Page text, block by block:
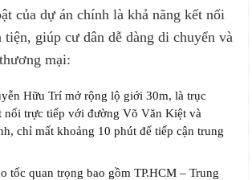
của dự án chính là khả năng kết nối
tiện, giúp cư dân dễ dàng di chuyển và
mại:
Hữu Trí mở rộng lộ giới 30m, là trục
nối trực tiếp với đường Võ Văn Kiệt và
chỉ mất khoảng 10 phút để tiếp cận trung
tốc quan trọng bao gồm TP.HCM – Trung